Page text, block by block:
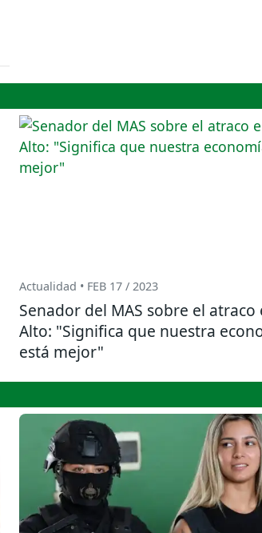
Actualidad • FEB 17 / 2023
Senador del MAS sobre el atraco
Alto: "Significa que nuestra
está mejor"